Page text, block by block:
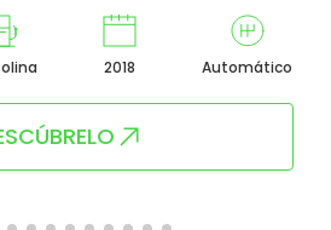
2018 Automático